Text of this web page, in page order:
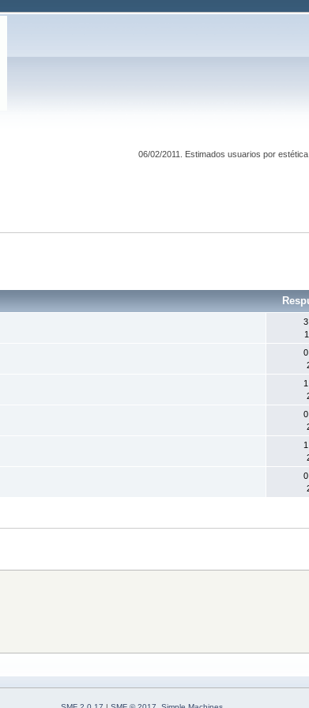
06/02/2011. Estimados usuarios por